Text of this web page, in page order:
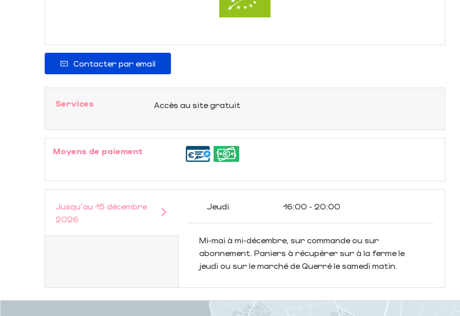
Contacter par email
Services Accès au site gratuit
Moyens de paiement
Jusqu'au 15 décembre
2026
Jeudi 16:00 - 20:00
Mi-mai à mi-décembre, sur commande ou sur
abonnement. Paniers à récupérer sur à la ferme le
jeudi ou sur le marché de Querré le samedi matin.